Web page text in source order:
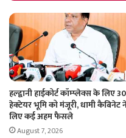
हल्द्वानी हाईकोर्ट कॉम्प्लेक्स के लिए 30
हेक्टेयर भूमि को मंजूरी, धामी कैबिनेट
लिए कई अहम फैसले
August 7, 2026